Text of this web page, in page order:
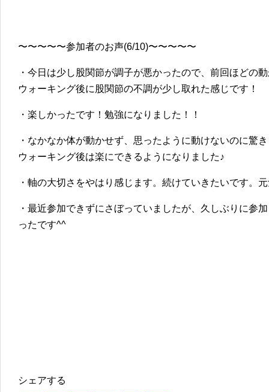
〜〜〜〜〜参加者のお声(6/10)〜〜〜〜〜
・今日は少し股関節が調子が悪かったので、前回ほどの
ウォーキング後に股関節の不調が少し取れた感じです！
・楽しかったです！勉強になりました！！
・なかなか体が動かせず、思ったように動けないのに驚
ウォーキング後は楽にできるようになりました♪
・軸の大切さをやはり感じます。続けていきたいです。
・最近参加できずにさぼっていましたが、久しぶりに参
ったです^^
シェアする